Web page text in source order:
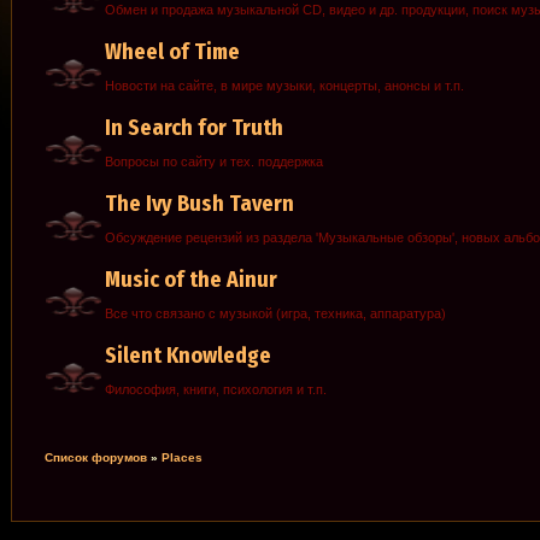
Обмен и продажа музыкальной CD, видео и др. продукции, поиск
Wheel of Time
Новости на сайте, в мире музыки, концерты, анонсы и т.п.
In Search for Truth
Вопросы по сайту и тех. поддержка
The Ivy Bush Tavern
Обсуждение рецензий из раздела 'Музыкальные обзоры', новых
Music of the Ainur
Все что связано с музыкой (игра, техника, аппаратура)
Silent Knowledge
Философия, книги, психология и т.п.
Список форумов » Places